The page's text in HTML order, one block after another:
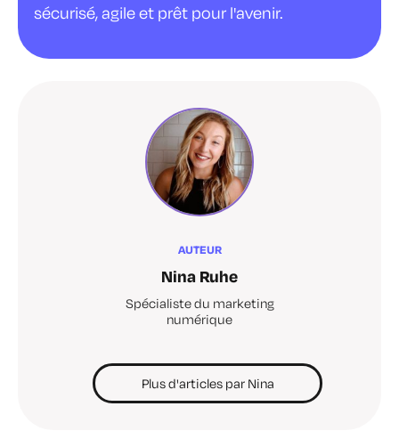
sécurisé, agile et prêt pour l'avenir.
AUTEUR
Nina Ruhe
Spécialiste du marketing
numérique
Plus d'articles par Nina